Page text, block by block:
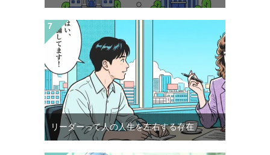
リーダーって人の人生を左右する存在